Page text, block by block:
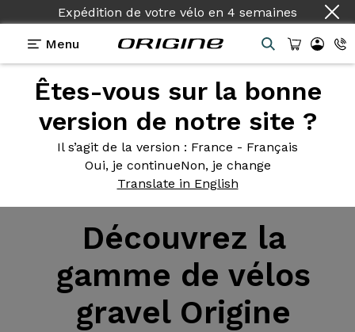
Expédition de votre vélo en 4 semaines
Menu
Êtes-vous sur la bonne
version de notre site ?
Il s’agit de la version : France - Français
Oui, je continueNon, je change
Translate in English
Gravel
Découvrez la
gamme de vélos
gravel Origine